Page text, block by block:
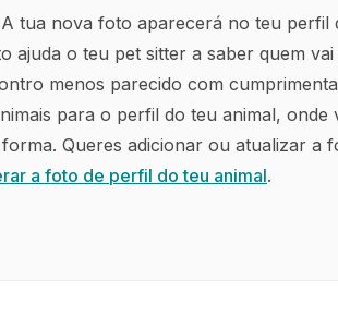
tua nova foto aparecerá no teu perfil
ajuda o teu pet sitter a saber quem
menos parecido com
para o perfil do teu animal, onde
Queres adicionar ou atualizar a
a foto de perfil do teu animal.